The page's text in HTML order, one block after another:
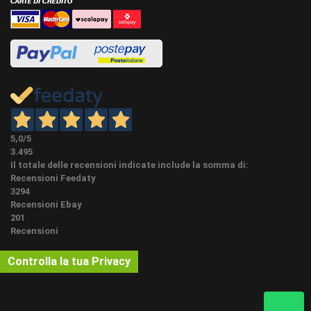
L'aggiunta di queste finiture variano i tempi
indicati di affidamento al corriere.
PEZZI SPECIALI
PEZZI SPECIALI (NON OBBLIGATORI) Su questo
articolo possiamo fare i pezzi speciali su misura,
battiscopa (la creazione di pezzi speciali rallenta
l'evasione dell'ordine di circa 6 giorni lavorativi) E'
possibile acquistarli qui sotto se già presenti in
accessori associati oppure nella categoria
sul bottone campionatura nei dettagli
controllare direttamente le classiche mazzette
colore tipo ral, ncs o sikkens Nei battiscopa in
5,0/5
3.495
Il totale delle recensioni indicate include la somma di:
Recensioni Feedaty
3294
Recensioni Ebay
201
Recensioni
Controlla la tua Privacy